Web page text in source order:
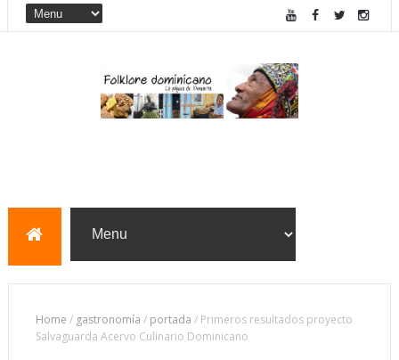
Home / gastronomía / portada / Primeros resultados proyecto
Salvaguarda Acervo Culinario Dominicano